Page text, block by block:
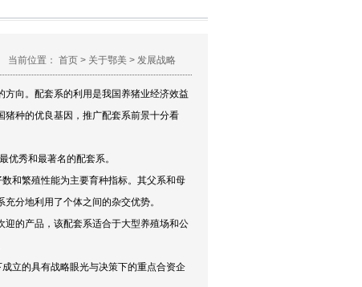
当前位置： 首页 > 关于鄂美 > 发展战略
向。配套系的利用是我国养猪业经济效益
种的优良基因，推广配套系前景十分看
优秀和最著名的配套系。
和繁殖性能为主要育种指标。其父系和母
分地利用了个体之间的杂交优势。
的产品，该配套系适合于大型养殖场和公
立的具有战略眼光与决策下的重点合资企